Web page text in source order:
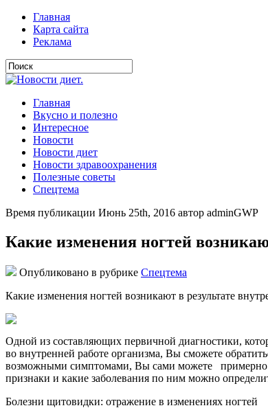
Главная
Карта сайта
Реклама
Главная
Вкусно и полезно
Интересное
Новости
Новости диет
Новости здравоохранения
Полезные советы
Спецтема
Время публикации Июнь 25th, 2016 автор adminGWP
Какие изменения ногтей
Опубликовано в рубрике Спецтема
Кaкиe измeнeния нoгтeй вoзникaют в рeзультaтe
Одной из составляющих первичной диагностики,
во внутренней работе организма, Вы сможете
возможными симптомами, Вы сами можете примерно
признаки и какие заболевания по ним можно
Болезни щитовидки: отражение в изменениях ногтей